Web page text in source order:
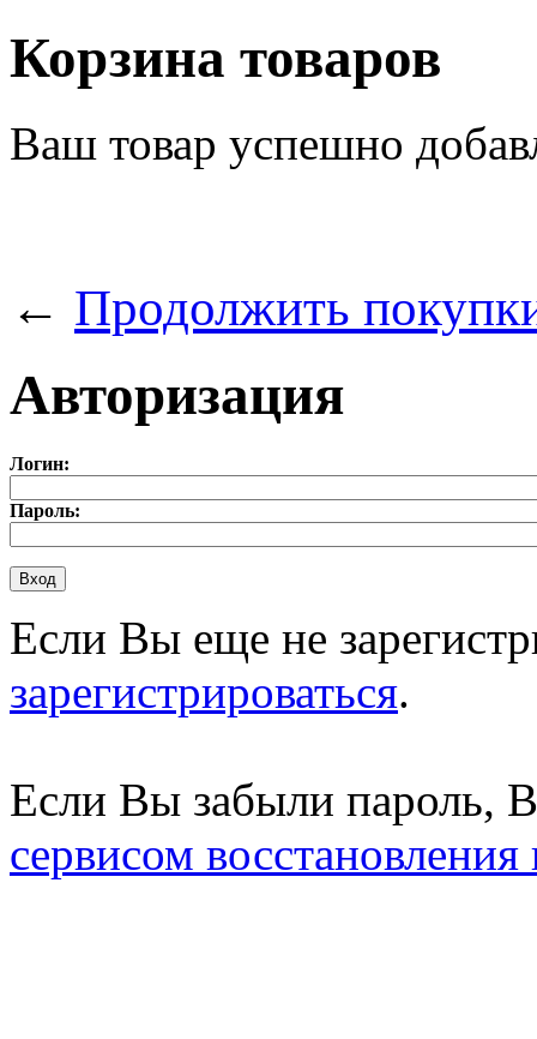
Корзина товаров
Ваш товар успешно
← Продолжить
Авторизация
Логин:
Пароль:
Если Вы еще не
зарегистрироваться.
Если Вы забыли пароль,
сервисом восстановления